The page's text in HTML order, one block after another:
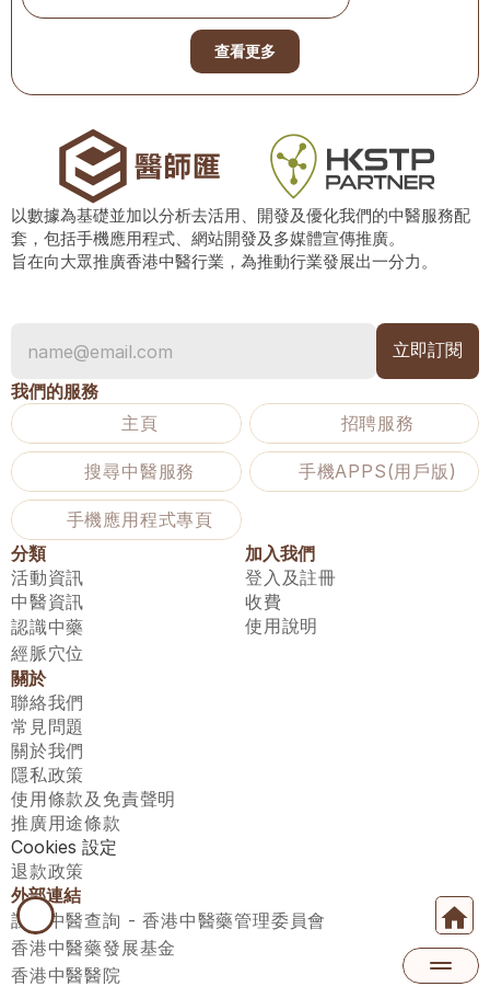
查看更多
以數據為基礎並加以分析去活用、開發及優化我們的中醫服務配
套，包括手機應用程式、網站開發及多媒體宣傳推廣。
旨在向大眾推廣香港中醫行業，為推動行業發展出一分力。
我們的服務
主頁
招聘服務
搜尋中醫服務 手機APPS(用戶版)
手機應用程式專頁
分類
活動資訊
中醫資訊
認識中藥
經脈穴位
加入我們
登入及註冊
收費
使用說明
關於
聯絡我們
常見問題
關於我們
隱私政策
使用條款及免責聲明
推廣用途條款
Cookies 設定
退款政策
外部連結
註冊中醫查詢 - 香港中醫藥管理委員會
香港中醫藥發展基金
香港中醫醫院